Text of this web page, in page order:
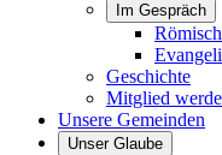
Im Gespräch
Geschichte
Mitglied
Unsere Gemeinden
Unser Glaube